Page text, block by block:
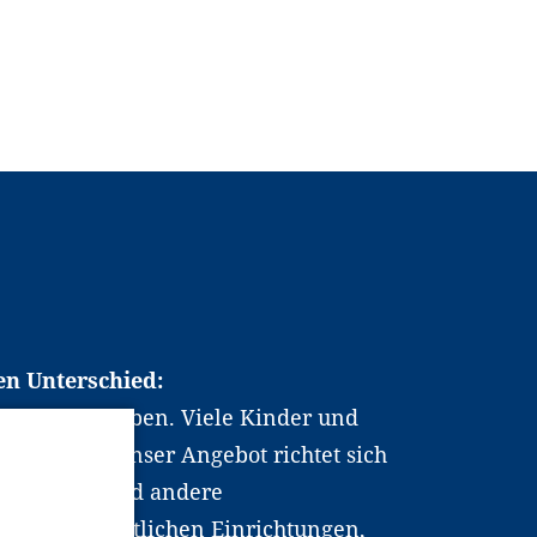
Unterschied:
Berufsleben. Viele Kinder und
dabei. Unser Angebot richtet sich
und andere
Einrichtungen,